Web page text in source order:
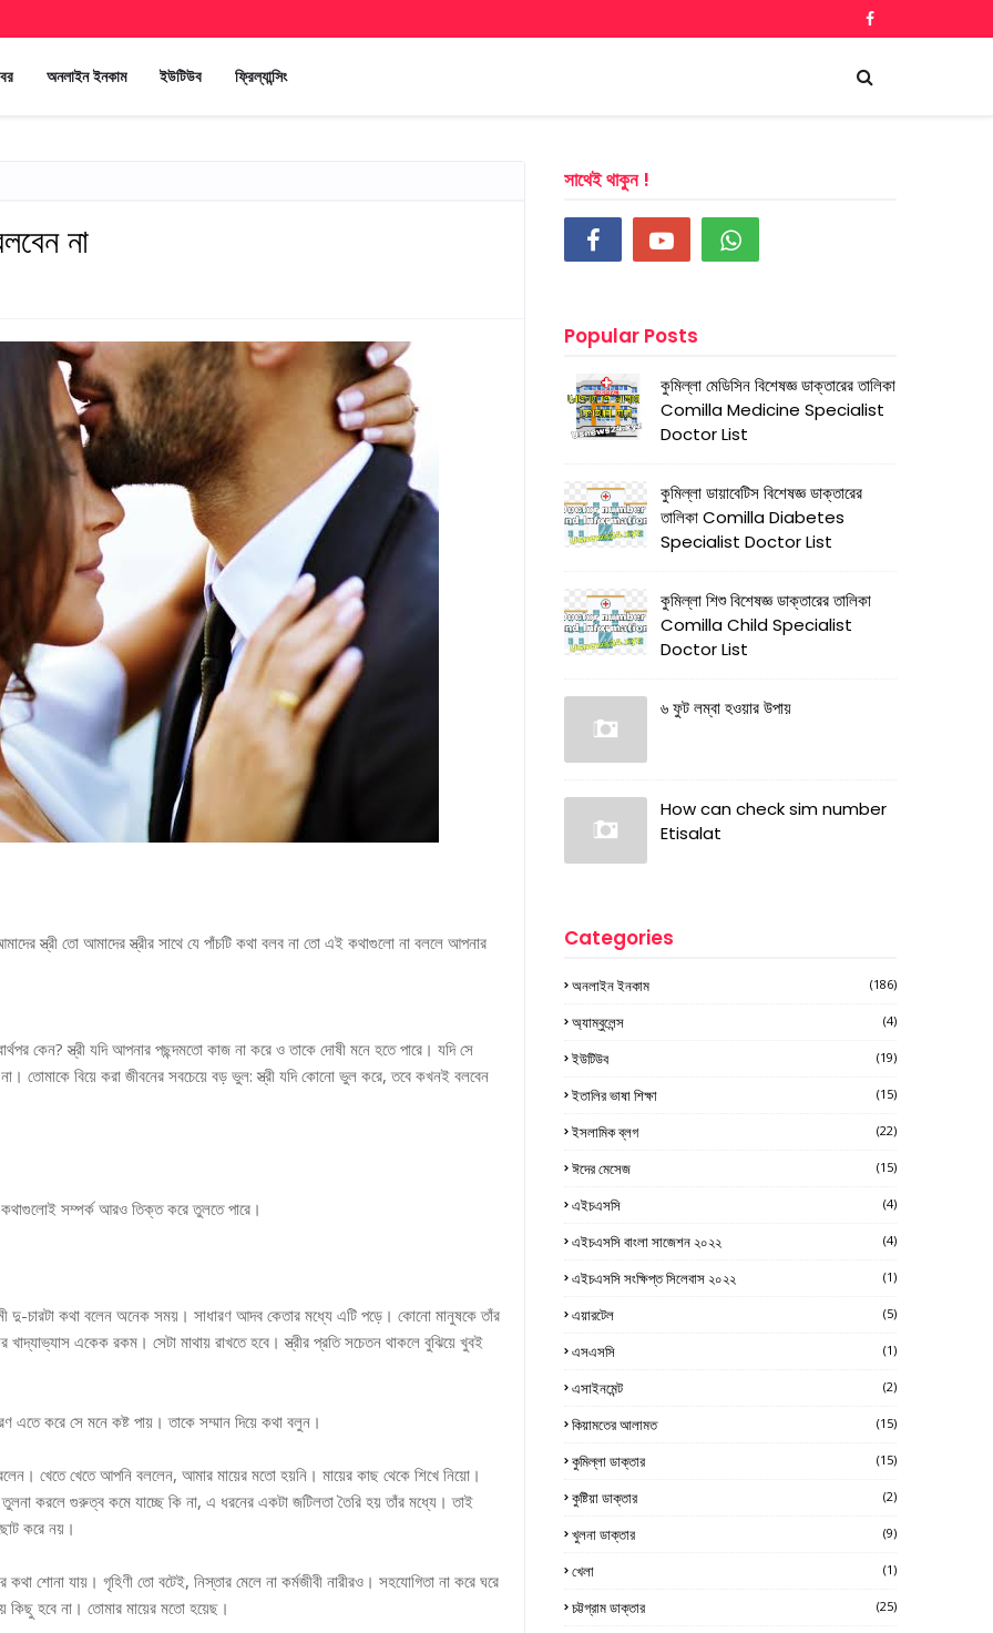
অনলাইন ইনকাম ইউটিউব ফ্রিল্যান্সিং
না
স্ত্রী তো আমাদের স্ত্রীর সাথে যে পাঁচটি কথা বলব না তো এই কথাগুলো না বললে আপনার
কেন? স্ত্রী যদি আপনার পছন্দমতো কাজ না করে ও তাকে দোষী মনে হতে পারে। যদি সে
তোমাকে বিয়ে করা জীবনের সবচেয়ে বড় ভুল: স্ত্রী যদি কোনো ভুল করে, তবে কখনই বলবেন
সম্পর্ক আরও তিক্ত করে তুলতে পারে।
দু-চারটা কথা বলেন অনেক সময়। সাধারণ আদব কেতার মধ্যে এটি পড়ে। কোনো মানুষকে তাঁর
একেক রকম। সেটা মাথায় রাখতে হবে। স্ত্রীর প্রতি সচেতন থাকলে বুঝিয়ে খুবই
এতে করে সে মনে কষ্ট পায়। তাকে সম্মান দিয়ে কথা বলুন।
খেতে খেতে আপনি বললেন, আমার মায়ের মতো হয়নি। মায়ের কাছ থেকে শিখে নিয়ো।
তুলনা করলে গুরুত্ব কমে যাচ্ছে কি না, এ ধরনের একটা জটিলতা তৈরি হয় তাঁর মধ্যে। তাই
করে নয়।
শোনা যায়। গৃহিণী তো বটেই, নিস্তার মেলে না কর্মজীবী নারীরও। সহযোগিতা না করে ঘরে
কিছু হবে না। তোমার মায়ের মতো হয়েছ।
সাথেই থাকুন !
Popular Posts
কুমিল্লা মেডিসিন বিশেষজ্ঞ ডাক্তারের তালিকা
Comilla Medicine Specialist
Doctor List
কুমিল্লা ডায়াবেটিস বিশেষজ্ঞ ডাক্তারের
তালিকা Comilla Diabetes
Specialist Doctor List
কুমিল্লা শিশু বিশেষজ্ঞ ডাক্তারের তালিকা
Comilla Child Specialist
Doctor List
৬ ফুট লম্বা হওয়ার উপায়
How can check sim number
Etisalat
Categories
অনলাইন ইনকাম (186)
অ্যাম্বুলেন্স (4)
ইউটিউব (19)
ইতালির ভাষা শিক্ষা (15)
ইসলামিক ব্লগ (22)
ঈদের মেসেজ (15)
এইচএসসি (4)
এইচএসসি বাংলা সাজেশন ২০২২ (4)
এইচএসসি সংক্ষিপ্ত সিলেবাস ২০২২ (1)
এয়ারটেল (5)
এসএসসি (1)
এসাইনমেন্ট (2)
কিয়ামতের আলামত (15)
কুমিল্লা ডাক্তার (15)
কুষ্টিয়া ডাক্তার (2)
খুলনা ডাক্তার (9)
খেলা (1)
চট্টগ্রাম ডাক্তার (25)